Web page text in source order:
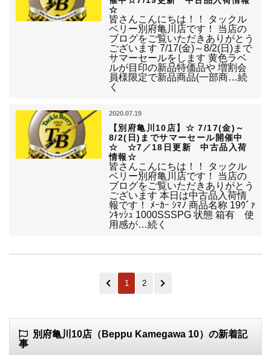
☆
皆さんこんにちは！！ タックル
ベリー別府亀川店です！ 当店の
ブログをご覧いただきありがとう
ございます 7/17(金)～8/2(日)まで
サマーセールをします 黄色ラベ
ルが目印の新品特価品や 増割会
員様限定で新品商品(一部商…続
く
2020.07.19
【別府亀川10店】☆ 7/17(金)～
8/2(日)までサマーセール開催中
☆ ☆7／18日更新 中古品入荷
情報☆
皆さんこんにちは！！ タックル
ベリー別府亀川店です！ 当店の
ブログをご覧いただきありがとう
ございます 本日は中古品入荷情
報です！ ﾒｰｶｰ ｼﾏﾉ 商品名称 19ｳﾞｧ
ﾝｷｯｼｭ 1000SSSPG 状態 箱有 使
用感が…続く
1 2
別府亀川10店（Beppu Kamegawa 10）の新着記
事